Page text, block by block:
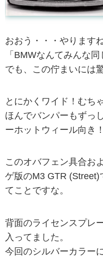
おおう・・・やります
「BMWなんてみんな
でも、この佇まいには
とにかくワイド！むち
ほんでバンパーもずっ
ーホットウィール向き
このオバフェン具合お
ゲ版のM3 GTR (Street)
てことですな。
背面のライセンスプレ
入ってました。
今回のシルバーカラー